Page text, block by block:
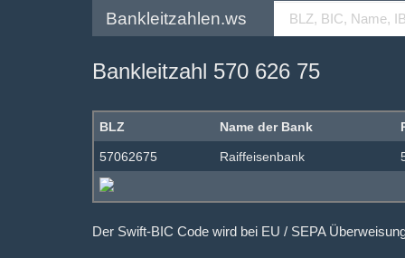
Bankleitzahlen.ws
Bankleitzahl 570 626 75
BLZ Name der Bank
57062675 Raiffeisenbank
Der Swift-BIC Code wird bei EU / SEPA